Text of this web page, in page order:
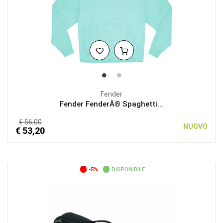
Fender
Fender FenderÂ® Spaghetti...
€ 56,00
€ 53,20 NUOVO
-5% DISPONIBILE